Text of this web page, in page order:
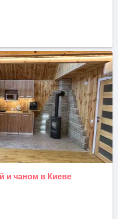
и чаном в Киеве